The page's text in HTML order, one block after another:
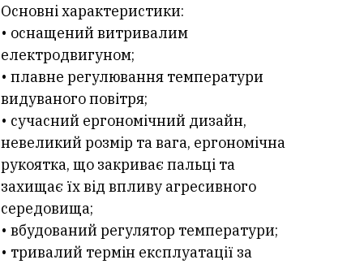
Основні характеристики:
• оснащений витривалим
електродвигуном;
• плавне регулювання температури
видуваного повітря;
• сучасний ергономічний дизайн,
невеликий розмір та вага, ергономічна
рукоятка, що закриває пальці та
захищає їх від впливу агресивного
середовища;
• вбудований регулятор температури;
• тривалий термін експлуатації за